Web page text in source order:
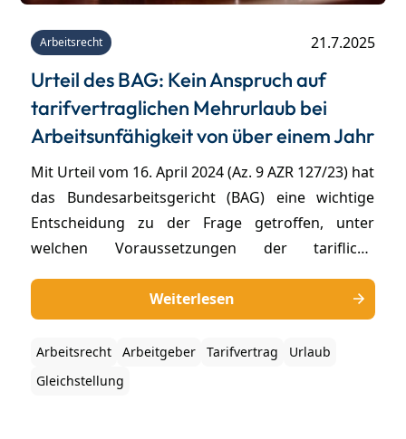
Arbeitsrecht 21.7.2025
Urteil des BAG: Kein Anspruch auf
tarifvertraglichen Mehrurlaub bei
Arbeitsunfähigkeit von über einem Jahr
Mit Urteil vom 16. April 2024 (Az. 9 AZR 127/23) hat
das Bundesarbeitsgericht (BAG) eine wichtige
Entscheidung zu der Frage getroffen, unter
welchen Voraussetzungen der tarifliche
durchgehender krankheitsbedingter
Arbeitsunfähigkeit entsteht. Die Klausel im
Tarifvertrag, wonach krankheitsbedingte
Ausfallzeiten von mehr als einem Jahr insgesamt
Weiterlesen
Arbeitsrecht Arbeitgeber Tarifvertrag
Urlaub
Gleichstellung